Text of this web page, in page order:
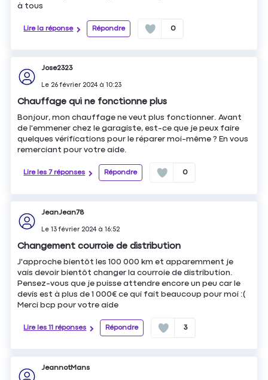
à tous
Lire la réponse Répondre 0
Jose2323
Le 26 février 2024à10:23
Chauffage qui ne fonctionne plus
Bonjour, mon chauffage ne veut plus fonctionner. Avant
de l'emmener chez le garagiste, est-ce que je peux faire
quelques vérifications pour le réparer moi-même ? En vous
remerciant pour votre aide.
Lire les 7 réponses Répondre 0
JeanJean78
Le13 février 2024à16:52
Changement courroie de distribution
J'approche bientôt les 100 000 km et apparemment je
vais devoir bientôt changer la courroie de distribution.
Pensez-vous que je puisse attendre encore un peu car le
devis est à plus de 1 000€ ce qui fait beaucoup pour moi :(
Merci bcp pour votre aide
Lire les 11 réponses Répondre 3
JeannotMans